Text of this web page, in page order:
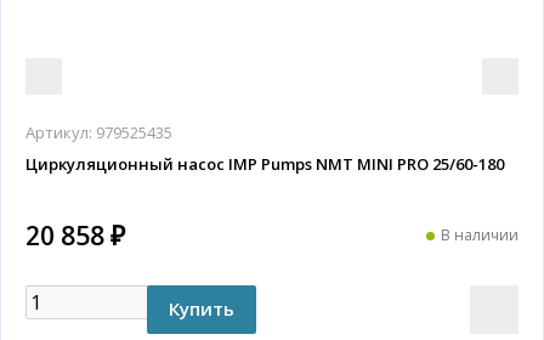
Артикул: 979525435
Циркуляционный насос IMP Pumps NMT MINI PRO 25/60-180
20 858 ₽ В наличии